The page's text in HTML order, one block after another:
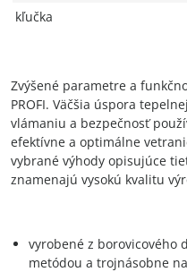
kľučka
Zvýšené parametre a
PROFI. Väčšia úspora
vlámaniu a bezpečnosť
efektívne a optimálne
vybrané výhody opisujúce
znamenajú vysokú kvalitu
vyrobené z borovicového
metódou a trojnásobne